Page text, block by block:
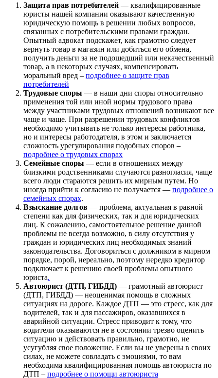
Защита прав потребителей — квалифицированные
юристы нашей компании оказывают качественную
юридическую помощь в решении любых вопросов,
связанных с потребительскими правами граждан.
Опытный адвокат подскажет, как грамотно следует
вернуть товар в магазин или добиться его обмена,
получить деньги за не подошедший или некачественный
товар, а в некоторых случаях, компенсировать
моральный вред – подробнее о защите прав
потребителей
Трудовые споры — в наши дни споры относительно
применения той или иной нормы трудового права
между участниками трудовых отношений возникают все
чаще и чаще. При разрешении трудовых конфликтов
необходимо учитывать не только интересы работника,
но и интересы работодателя, в этом и заключается
сложность урегулирования подобных споров –
подробнее о трудовых спорах
Семейные споры — если в отношениях между
близкими родственниками случаются разногласия, чаще
всего люди стараются решить их мирным путем. Но
иногда прийти к согласию не получается — подробнее о
семейных спорах.
Взыскание долгов — проблема, актуальная в равной
степени как для физических, так и для юридических
лиц. К сожалению, самостоятельное решение данной
проблемы не всегда возможно, в силу отсутствия у
граждан и юридических лиц необходимых знаний
законодательства. Договориться с должником в мирном
порядке, порой, нереально, поэтому нередко кредитор
подключает к решению своей проблемы опытного
юриста.
Автоюрист (ДТП, ГИБДД) — грамотный автоюрист
(ДТП, ГИБДД) — неоценимая помощь в сложных
ситуациях на дороге. Каждое ДТП — это стресс, как для
водителей, так и для пассажиров, оказавшихся в
аварийной ситуации. Стресс приводит к тому, что
водители оказываются не в состоянии трезво оценить
ситуацию и действовать правильно, грамотно, не
усугубляя свое положение. Если вы не уверены в своих
силах, не можете совладать с эмоциями, то вам
необходима квалифицированная помощь автоюриста по
ДТП – подробнее о помощи автоюриста